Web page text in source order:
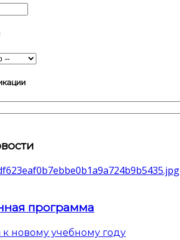
программа
к новому учебному году